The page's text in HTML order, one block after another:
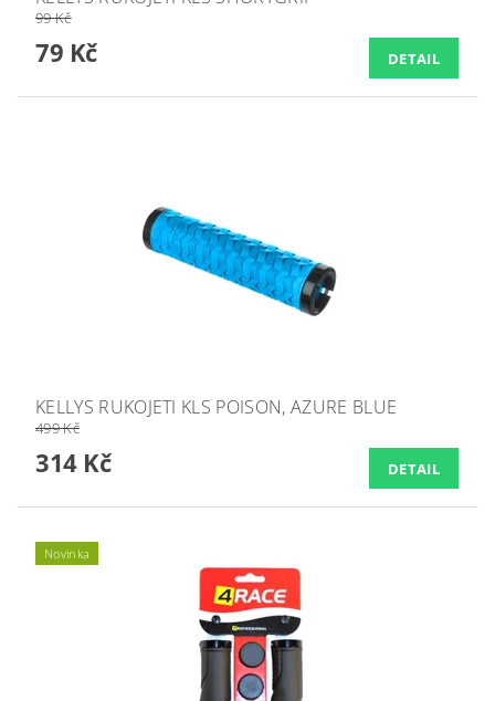
99 Kč
79 Kč DETAIL
KELLYS RUKOJETI KLS POISON, AZURE BLUE
499 Kč
314 Kč DETAIL
Novinka